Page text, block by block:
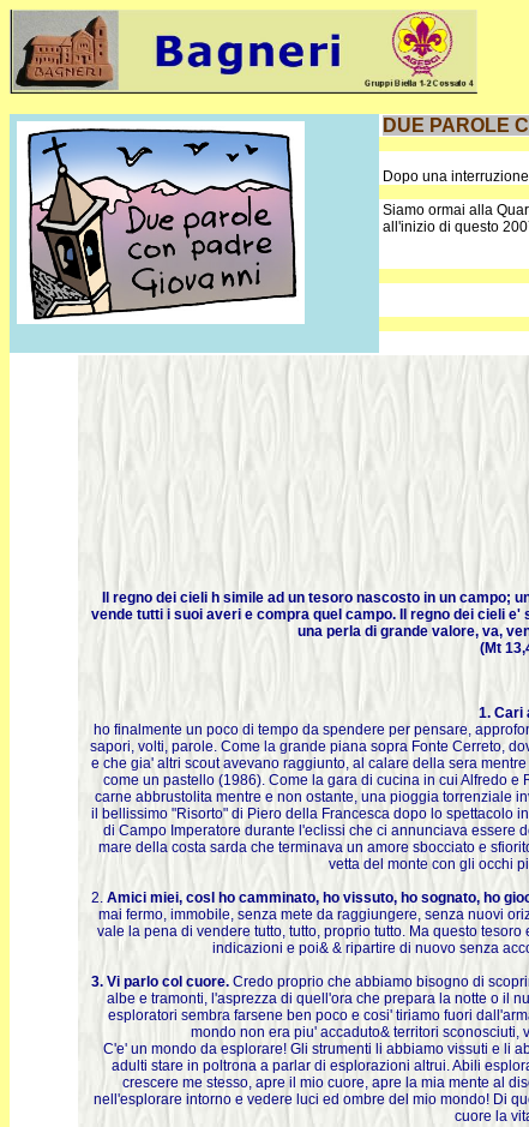
DUE PAROLE
Dopo una
Siamo ormai alla
all'inizio di questo
Il regno dei cieli h simile ad un tesoro nascosto in un campo;
vende tutti i suoi averi e compra quel campo. Il regno dei cieli
una perla di grande valore, va,
(Mt
1. Cari
ho finalmente un poco di tempo da spendere per pensare,
sapori, volti, parole. Come la grande piana sopra Fonte Cerreto,
e che gia' altri scout avevano raggiunto, al calare della sera
come un pastello (1986). Come la gara di cucina in cui Alfredo
carne abbrustolita mentre e non ostante, una pioggia torrenziale
il bellissimo "Risorto" di Piero della Francesca dopo lo spettacolo
di Campo Imperatore durante l'eclissi che ci annunciava essere
mare della costa sarda che terminava un amore sbocciato e
vetta del monte con gli occhi
2. Amici miei, cosl ho camminato, ho vissuto, ho sognato, ho
mai fermo, immobile, senza mete da raggiungere, senza nuovi
vale la pena di vendere tutto, tutto, proprio tutto. Ma questo
indicazioni e poi& & ripartire di nuovo senza
3. Vi parlo col cuore.Credo proprio che abbiamo bisogno di
albe e tramonti, l'asprezza di quell'ora che prepara la notte o il
esploratori sembra farsene ben poco e cosi' tiriamo fuori
mondo non era piu' accaduto& territori
C'e' un mondo da esplorare! Gli strumenti li abbiamo vissuti e li
adulti stare in poltrona a parlar di esplorazioni altrui. Abili
crescere me stesso, apre il mio cuore, apre la mia mente al
nell'esplorare intorno e vedere luci ed ombre del mio mondo! Di
cuore la